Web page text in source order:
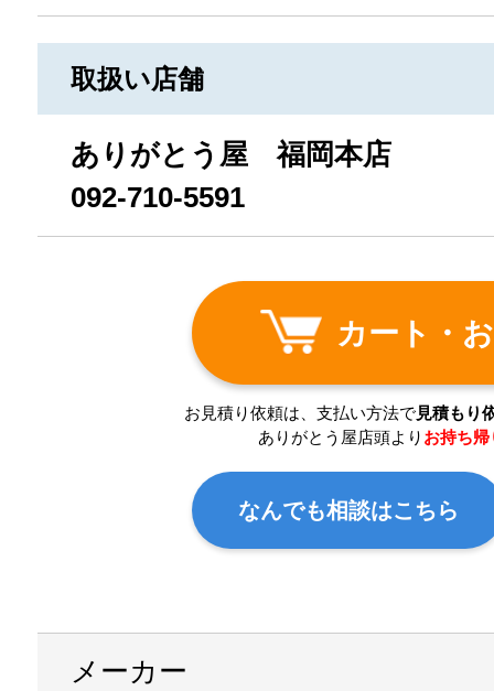
取扱い店舗
ありがとう屋 福岡本店
092-710-5591
カート・
お見積り依頼は、支払い方法で見積もり
ありがとう屋店頭より お持ち帰
なんでも相談はこちら
メーカー